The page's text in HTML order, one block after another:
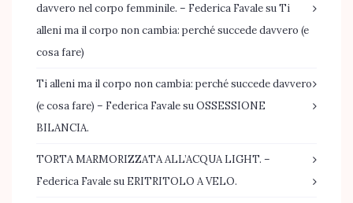
davvero nel corpo femminile. – Federica FavalesuTi
alleni ma il corpo non cambia: perché succede davvero (e
cosa fare)
Ti alleni ma il corpo non cambia: perché succede davvero
(e cosa fare) – Federica FavalesuOSSESSIONE
BILANCIA.
TORTA MARMORIZZATA ALL’ACQUA LIGHT. –
Federica Favalesu ERITRITOLO A VELO.